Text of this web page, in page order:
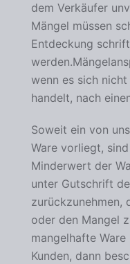
dem Verkäufer
Mängel müssen
Entdeckung
wenn es sich
handelt, nach
Soweit ein von
Ware vorliegt,
Minderwert der
unter Gutschrift
zurückzunehmen,
oder den Mangel
mangelhafte
Kunden, dann